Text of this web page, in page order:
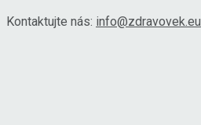
Kontaktujte nás: info@zdravovek.eu